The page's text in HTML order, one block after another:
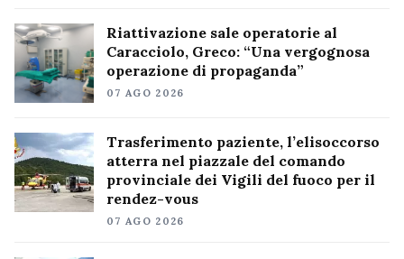
Riattivazione sale operatorie al
Caracciolo, Greco: “Una vergognosa
operazione di propaganda”
07 AGO 2026
Trasferimento paziente, l’elisoccorso
atterra nel piazzale del comando
provinciale dei Vigili del fuoco per il
rendez-vous
07 AGO 2026